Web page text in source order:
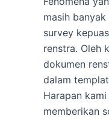
masih
survey
renstra. Oleh
dokumen
dalam
Harapan
memberikan